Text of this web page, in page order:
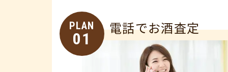
PLAN
01
電話でお酒査定